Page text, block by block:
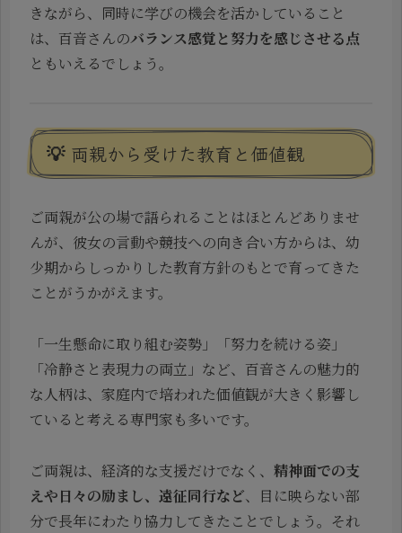
きながら、同時に学びの機会を活かしていること
は、百音さんのバランス感覚と努力を感じさせる点
ともいえるでしょう。
💡 両親から受けた教育と価値観
ご両親が公の場で語られることはほとんどありませ
んが、彼女の言動や競技への向き合い方からは、幼
少期からしっかりした教育方針のもとで育ってきた
ことがうかがえます。
「一生懸命に取り組む姿勢」「努力を続ける姿」
「冷静さと表現力の両立」など、百音さんの魅力的
な人柄は、家庭内で培われた価値観が大きく影響し
ていると考える専門家も多いです。
ご両親は、経済的な支援だけでなく、 精神面での支
えや日々の励まし、遠征同行など、目に映らない部
分で長年にわたり協力してきたことでしょう。それ